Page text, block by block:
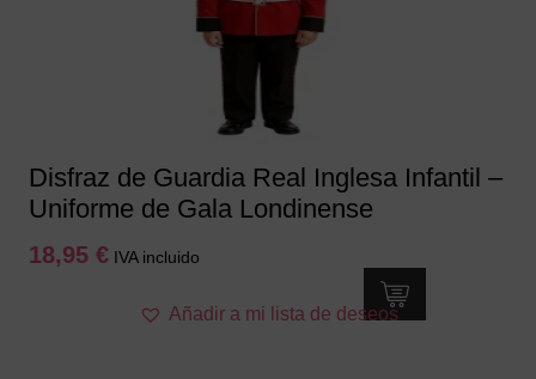
elegir
de
Disfraz de Guardia Real Inglesa Infantil –
Uniforme de Gala Londinense
18,95 € IVA incluido
producto
Añadir a mi lista de deseos